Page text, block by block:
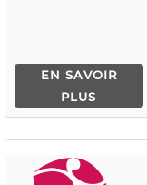
EN SAVOIR
PLUS